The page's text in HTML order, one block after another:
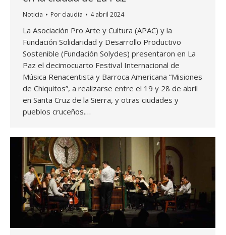
Noticia Por claudia 4 abril 2024
La Asociación Pro Arte y Cultura (APAC) y la
Fundación Solidaridad y Desarrollo Productivo
Sostenible (Fundación Solydes) presentaron en La
Paz el decimocuarto Festival Internacional de
Música Renacentista y Barroca Americana “Misiones
de Chiquitos”, a realizarse entre el 19 y 28 de abril
en Santa Cruz de la Sierra, y otras ciudades y
pueblos cruceños.…